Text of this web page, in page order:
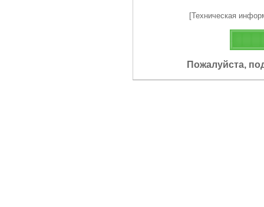
[Техническая
Пожалуйста,